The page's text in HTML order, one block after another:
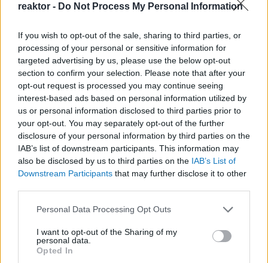
reaktor - Do Not Process My Personal Information
If you wish to opt-out of the sale, sharing to third parties, or
processing of your personal or sensitive information for
targeted advertising by us, please use the below opt-out
section to confirm your selection. Please note that after your
opt-out request is processed you may continue seeing
interest-based ads based on personal information utilized by
us or personal information disclosed to third parties prior to
your opt-out. You may separately opt-out of the further
disclosure of your personal information by third parties on the
IAB’s list of downstream participants. This information may
also be disclosed by us to third parties on the IAB’s List of
Downstream Participants that may further disclose it to other
Please note that this website/app uses one or more Google
not limited to your visit or usage behaviour. You may click to
grant or deny consent to Google and its third-party tags to
use your data for below specified purposes in below Google
Personal Data Processing Opt Outs
I want to opt-out of the Sharing of my
personal data.
Opted In
ismeretén keresztül egyfajta konklúzió
ELMÉLETI VITA, KONKRÉT
PROBLÉMA
Mint látható, az elméleti háttér tökéletesen
beleilleszkedik a járvány okozta egyik nagy
vitatémába, avagy abba, hogy mi történjen a
megszólaló alternatív hangokkal. Ebben a
vitában egyesek teljes vehemenciával követelik
tartalmak törlését vagy ellehetetlenítését az
értetlenkedéssel figyelik, hogy miért nem
ütköztetésére, esetleg azok konkrét
találkozására